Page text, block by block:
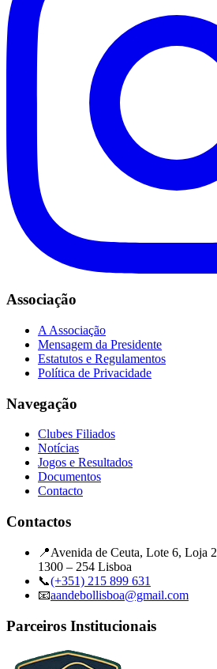
Associação
A Associação
Mensagem da Presidente
Estatutos e Regulamentos
Política de Privacidade
Navegação
Clubes Filiados
Notícias
Jogos e Resultados
Documentos
Contacto
Contactos
📍Avenida de Ceuta, Lote 6, Loja 2
1300 – 254 Lisboa
📞(+351) 215 899 631
📧aandebollisboa@gmail.com
Parceiros Institucionais